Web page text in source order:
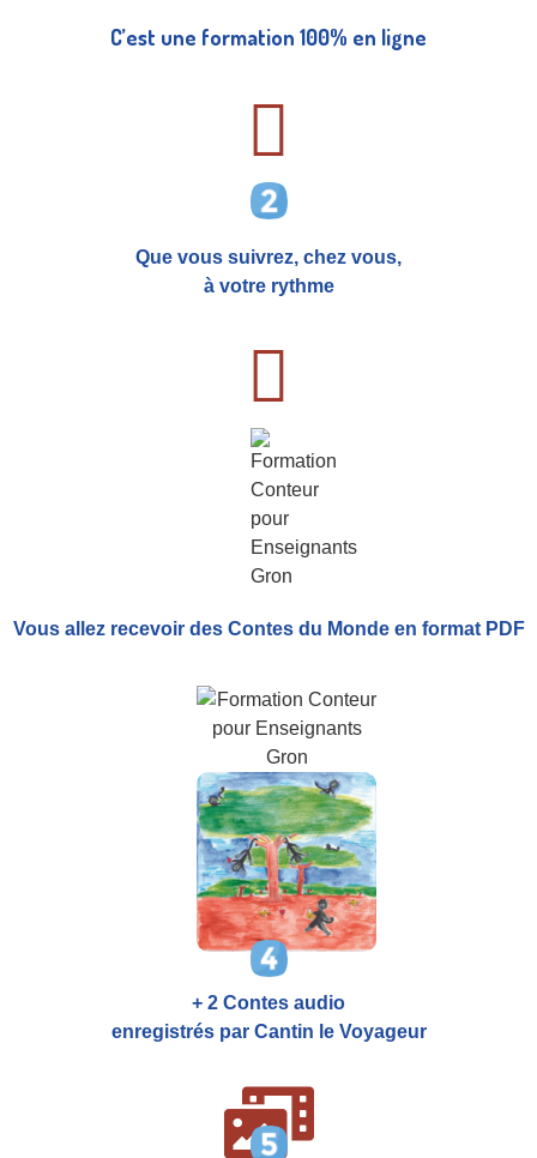
C’est une formation 100% en ligne
Que vous suivrez, chez vous,
à votre rythme
Vous allez recevoir des Contes du Monde en format PDF
+ 2 Contes audio
enregistrés par Cantin le Voyageur